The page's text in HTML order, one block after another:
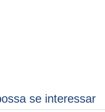
se interessar